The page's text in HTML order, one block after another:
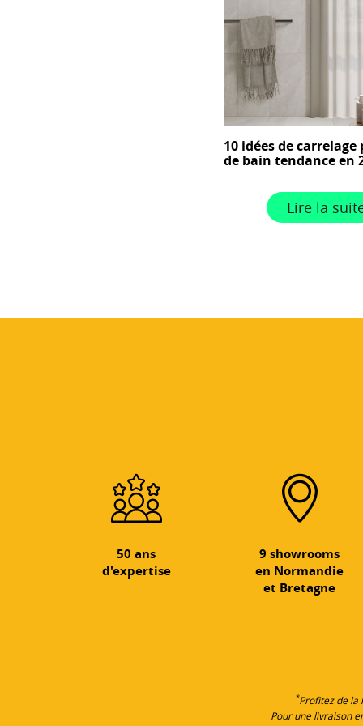
10 idées de
de bain tendance en
Lire la
50 ans
d'expertise
9 showrooms
en Normandie
et Bretagne
*Profitez de la
Pour une livraison